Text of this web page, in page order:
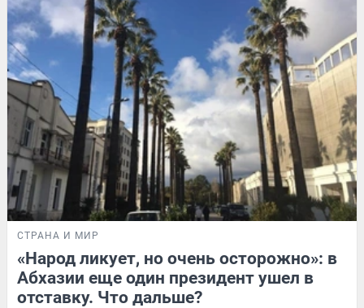
СТРАНА И МИР
«Народ ликует, но очень осторожно»: в
Абхазии еще один президент ушел в
отставку. Что дальше?